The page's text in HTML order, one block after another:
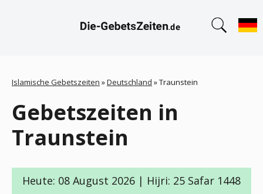
Islamische Gebetszeiten »Deutschland »Traunstein
Gebetszeiten in
Traunstein
Heute: 08 August 2026 | Hijri: 25 Safar 1448